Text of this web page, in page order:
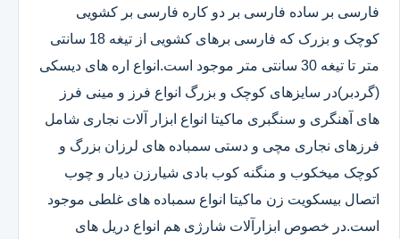
فارسی بر ساده فارسی بر دو کاره فارسی بر کشویی
کوچک و بزرک که فارسی برهای کشویی از تیغه 18 سانتی
متر تا تیغه 30 سانتی متر موجود است.انواع اره های دیسکی
(گردبر)در سایزهای کوچک و بزرگ انواع فرز و مینی فرز
های آهنگری و سنگبری ماکیتا انواع ابزار آلات نجاری شامل
فرزهای نجاری مچی و دستی سمباده های لرزان بزرگ و
کوچک میخکوب و منگنه کوب بادی شیارزن دیار و چوب
اتصال بیسکویت زن ماکیتا انواع سمباده های غلطی موجود
است.در خصوص ابزارآلات شارژی هم انواع دریل های